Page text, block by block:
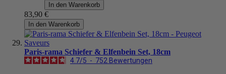
In den Warenkorb
83,90 €
In den Warenkorb
Paris-rama Schiefer & Elfenbein Set, 18cm
4.7/5 - 752 Bewertungen